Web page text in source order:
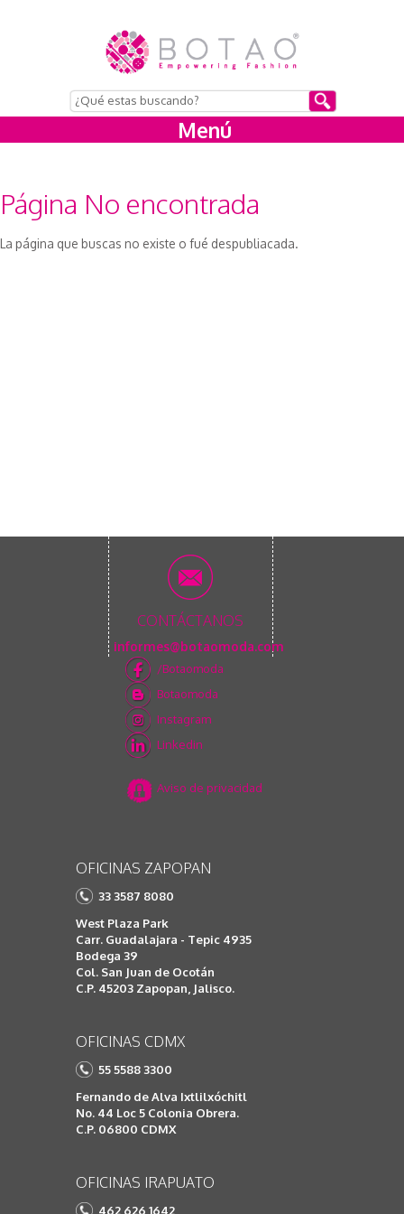
Menú
Página No encontrada
La página que buscas no existe o fué despubliacada.
CONTÁCTANOS
informes@botaomoda.com
/Botaomoda
Botaomoda
Instagram
Linkedin
Aviso de privacidad
OFICINAS ZAPOPAN
33 3587 8080
West Plaza Park
Carr. Guadalajara - Tepic 4935
Bodega 39
Col. San Juan de Ocotán
C.P. 45203 Zapopan, Jalisco.
OFICINAS CDMX
55 5588 3300
Fernando de Alva Ixtlilxóchitl
No. 44 Loc 5 Colonia Obrera.
C.P. 06800 CDMX
OFICINAS IRAPUATO
462 626 1642